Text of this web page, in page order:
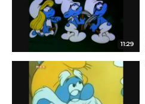
11:29